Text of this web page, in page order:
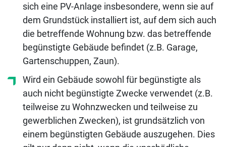
sich eine PV-Anlage insbesondere, wenn sie auf
dem Grundstück installiert ist, auf dem sich auch
die betreffende Wohnung bzw. das betreffende
begünstigte Gebäude befindet (z.B. Garage,
Gartenschuppen, Zaun).
Wird ein Gebäude sowohl für begünstigte als
auch nicht begünstigte Zwecke verwendet (z.B.
teilweise zu Wohnzwecken und teilweise zu
gewerblichen Zwecken), ist grundsätzlich von
einem begünstigten Gebäude auszugehen. Dies